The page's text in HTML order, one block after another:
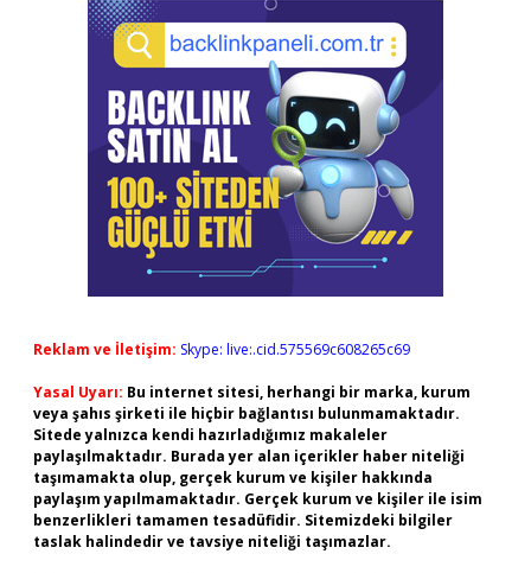
Reklam ve İletişim: Skype: live:.cid.575569c608265c69
Yasal Uyarı: Bu internet sitesi, herhangi bir marka, kurum
veya şahıs şirketi ile hiçbir bağlantısı bulunmamaktadır.
Sitede yalnızca kendi hazırladığımız makaleler
paylaşılmaktadır. Burada yer alan içerikler haber niteliği
taşımamakta olup, gerçek kurum ve kişiler hakkında
paylaşım yapılmamaktadır. Gerçek kurum ve kişiler ile isim
benzerlikleri tamamen tesadüfidir. Sitemizdeki bilgiler
taslak halindedir ve tavsiye niteliği taşımazlar.